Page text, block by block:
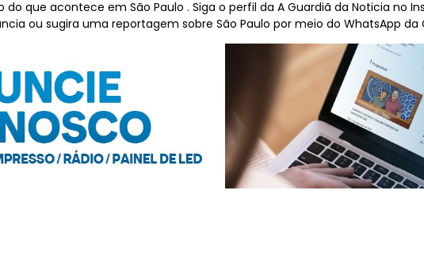
do que acontece em São Paulo . Siga o perfil da A Guardiã da Noticia no
ou sugira uma reportagem sobre São Paulo por meio do WhatsApp da